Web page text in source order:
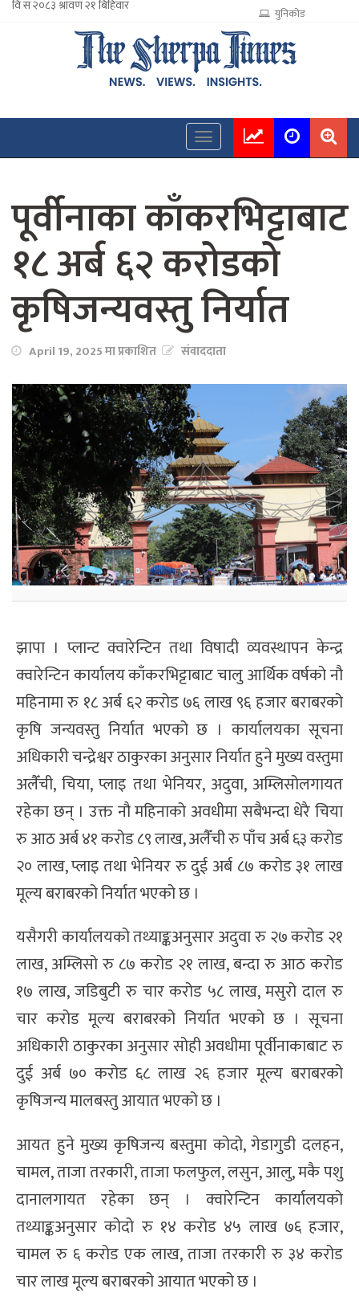
युनिकोड
पूर्वीनाका काँकरभिट्टाबाट
१८ अर्ब ६२ करोडको
कृषिजन्यवस्तु निर्यात
April 19, 2025 मा प्रकाशित संवाददाता
झापा । प्लान्ट क्वारेन्टिन तथा विषादी व्यवस्थापन केन्द्र
क्वारेन्टिन कार्यालय काँकरभिट्टाबाट चालु आर्थिक वर्षको नौ
महिनामा रु १८ अर्ब ६२ करोड ७६ लाख ९६ हजार बराबरको
कृषि जन्यवस्तु निर्यात भएको छ । कार्यालयका सूचना
अधिकारी चन्द्रेश्वर ठाकुरका अनुसार निर्यात हुने मुख्य वस्तुमा
अलैँची, चिया, प्लाइ तथा भेनियर, अदुवा, अम्लिसोलगायत
रहेका छन् । उक्त नौ महिनाको अवधीमा सबैभन्दा धेरै चिया
रु आठ अर्ब ४१ करोड ८९ लाख, अलैँची रु पाँच अर्ब ६३ करोड
२० लाख, प्लाइ तथा भेनियर रु दुई अर्ब ८७ करोड ३१ लाख
मूल्य बराबरको निर्यात भएको छ ।
यसैगरी कार्यालयको तथ्याङ्कअनुसार अदुवा रु २७ करोड २१
लाख, अम्लिसो रु ८७ करोड २१ लाख, बन्दा रु आठ करोड
१७ लाख, जडिबुटी रु चार करोड ५८ लाख, मसुरो दाल रु
चार करोड मूल्य बराबरको निर्यात भएको छ । सूचना
अधिकारी ठाकुरका अनुसार सोही अवधीमा पूर्वीनाकाबाट रु
दुई अर्ब ७० करोड ६८ लाख २६ हजार मूल्य बराबरको
कृषिजन्य मालबस्तु आयात भएको छ ।
आयत हुने मुख्य कृषिजन्य बस्तुमा कोदो, गेडागुडी दलहन,
चामल, ताजा तरकारी, ताजा फलफुल, लसुन, आलु, मकै पशु
दानालगायत रहेका छन् । क्वारेन्टिन कार्यालयको
तथ्याङ्कअनुसार कोदो रु १४ करोड ४५ लाख ७६ हजार,
चामल रु ६ करोड एक लाख, ताजा तरकारी रु ३४ करोड
चार लाख मूल्य बराबरको आयात भएको छ ।